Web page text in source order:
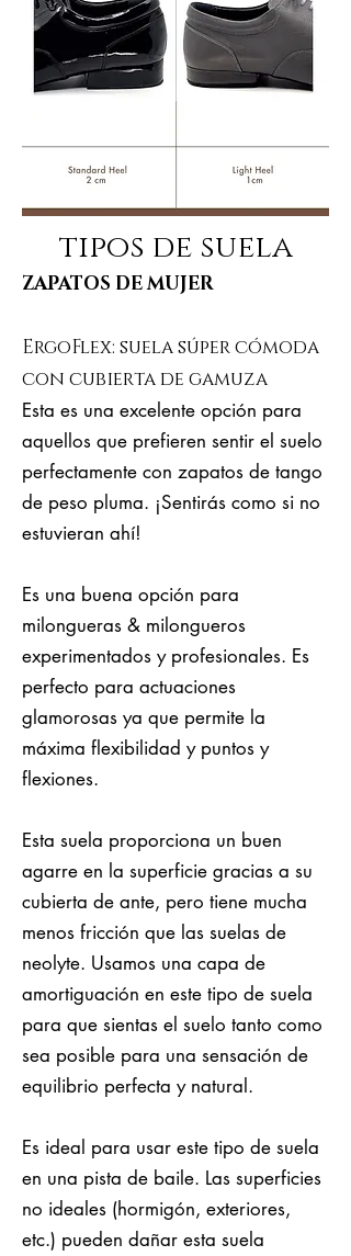
tipos de suela
ZAPATOS DE MUJER
ErgoFlex: suela súper cómoda
con cubierta de gamuza
Esta es una excelente opción para
aquellos que prefieren sentir el suelo
perfectamente con zapatos de tango
de peso pluma. ¡Sentirás como si no
estuvieran ahí!
Es una buena opción para
milongueras & milongueros
experimentados y profesionales. Es
perfecto para actuaciones
glamorosas ya que permite la
máxima flexibilidad y puntos y
flexiones.
Esta suela proporciona un buen
agarre en la superficie gracias a su
cubierta de ante, pero tiene mucha
menos fricción que las suelas de
neolyte. Usamos una capa de
amortiguación en este tipo de suela
para que sientas el suelo tanto como
sea posible para una sensación de
equilibrio perfecta y natural.
Es ideal para usar este tipo de suela
en una pista de baile. Las superficies
no ideales (hormigón, exteriores,
etc.) pueden dañar esta suela